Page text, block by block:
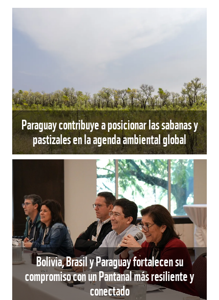
Paraguay contribuye a posicionar las sabanas y
pastizales en la agenda ambiental global
Bolivia, Brasil y Paraguay fortalecen su
compromiso con un Pantanal más resiliente y
conectado